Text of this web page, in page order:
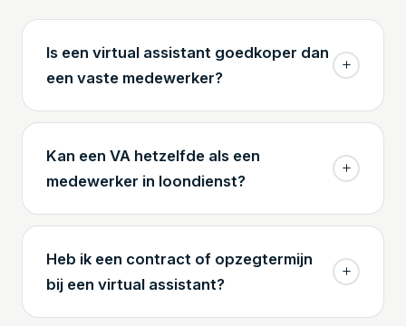
Is een virtual assistant goedkoper dan
een vaste medewerker?
Kan een VA hetzelfde als een
medewerker in loondienst?
Heb ik een contract of opzegtermijn
bij een virtual assistant?